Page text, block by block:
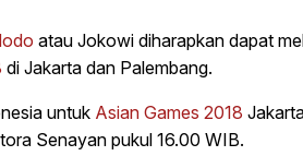
atau Jokowi diharapkan dapat
di Jakarta dan Palembang.
untuk Asian Games 2018
Senayan pukul 16.00 WIB.